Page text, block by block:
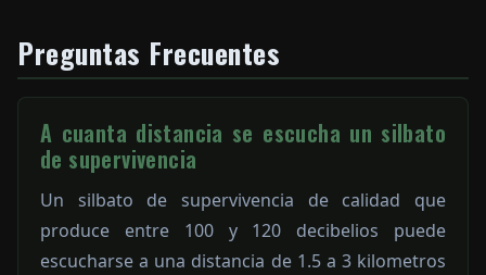
Preguntas Frecuentes
A cuanta distancia se escucha un silbato
de supervivencia
Un silbato de supervivencia de calidad que
produce entre 100 y 120 decibelios puede
escucharse a una distancia de 1.5 a 3 kilometros